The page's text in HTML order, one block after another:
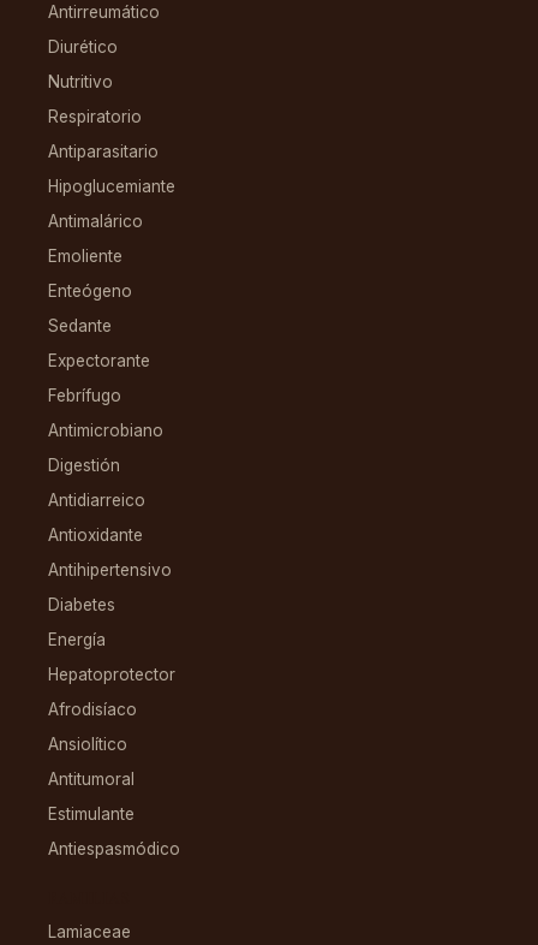
Antirreumático
Diurético
Nutritivo
Respiratorio
Antiparasitario
Hipoglucemiante
Antimalárico
Emoliente
Enteógeno
Sedante
Expectorante
Febrífugo
Antimicrobiano
Digestión
Antidiarreico
Antioxidante
Antihipertensivo
Diabetes
Energía
Hepatoprotector
Afrodisíaco
Ansiolítico
Antitumoral
Estimulante
Antiespasmódico
Lamiaceae